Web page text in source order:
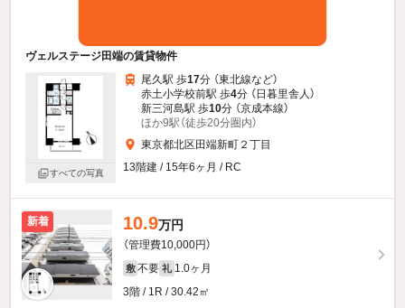
ヴェルステージ田端の賃貸物件
すべての写真
尾久駅 歩17分 （東北線など）
赤土小学校前駅 歩4分 （日暮里舎人）
新三河島駅 歩10分 （京成本線）
ほか9駅（徒歩20分圏内）
東京都北区田端新町２丁目
13階建 / 15年6ヶ月 / RC
新着 10.9万円
（管理費10,000円）
敷 不要 礼 1.0ヶ月
3階 / 1R / 30.42㎡